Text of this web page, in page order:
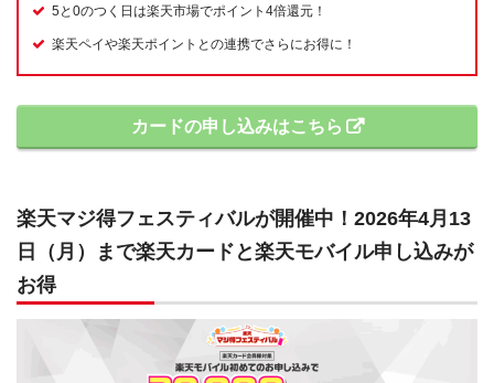
5と0のつく日は楽天市場でポイント4倍還元！
楽天ペイや楽天ポイントとの連携でさらにお得に！
カードの申し込みはこちら
楽天マジ得フェスティバルが開催中！2026年4月13
日（月）まで楽天カードと楽天モバイル申し込みが
お得